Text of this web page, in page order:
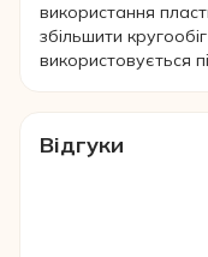
використання
збільшити
використовується
Відгуки